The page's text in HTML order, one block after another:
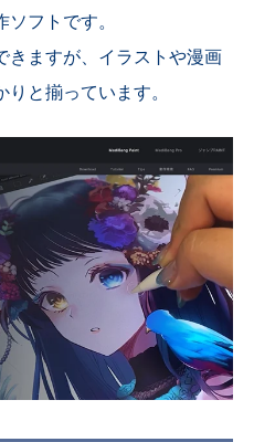
フトです。
きますが、イラストや漫画
と揃っています。